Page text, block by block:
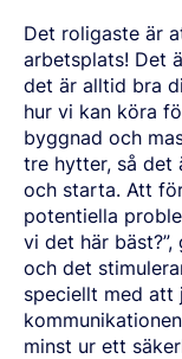
Det roligaste är
arbetsplats! Det
det är alltid bra
hur vi kan köra
byggnad och
tre hytter, så det
och starta. Att
potentiella
vi det här
och det
speciellt med att
minst ur ett